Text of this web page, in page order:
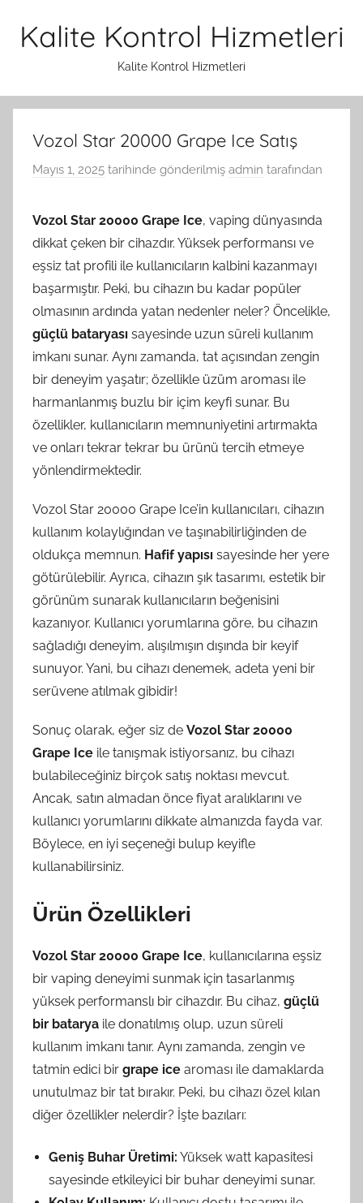
Kalite Kontrol Hizmetleri
Kalite Kontrol Hizmetleri
Vozol Star 20000 Grape Ice Satış
Mayıs 1, 2025 tarihinde gönderilmiş admin tarafından
Vozol Star 20000 Grape Ice, vaping dünyasında
dikkat çeken bir cihazdır. Yüksek performansı ve
eşsiz tat profili ile kullanıcıların kalbini kazanmayı
başarmıştır. Peki, bu cihazın bu kadar popüler
olmasının ardında yatan nedenler neler? Öncelikle,
güçlü bataryası sayesinde uzun süreli kullanım
imkanı sunar. Aynı zamanda, tat açısından zengin
bir deneyim yaşatır; özellikle üzüm aroması ile
harmanlanmış buzlu bir içim keyfi sunar. Bu
özellikler, kullanıcıların memnuniyetini artırmakta
ve onları tekrar tekrar bu ürünü tercih etmeye
yönlendirmektedir.
Vozol Star 20000 Grape Ice’in kullanıcıları, cihazın
kullanım kolaylığından ve taşınabilirliğinden de
oldukça memnun. Hafif yapısı sayesinde her yere
götürülebilir. Ayrıca, cihazın şık tasarımı, estetik bir
görünüm sunarak kullanıcıların beğenisini
kazanıyor. Kullanıcı yorumlarına göre, bu cihazın
sağladığı deneyim, alışılmışın dışında bir keyif
sunuyor. Yani, bu cihazı denemek, adeta yeni bir
serüvene atılmak gibidir!
Sonuç olarak, eğer siz de Vozol Star 20000
Grape Ice ile tanışmak istiyorsanız, bu cihazı
bulabileceğiniz birçok satış noktası mevcut.
Ancak, satın almadan önce fiyat aralıklarını ve
kullanıcı yorumlarını dikkate almanızda fayda var.
Böylece, en iyi seçeneği bulup keyifle
kullanabilirsiniz.
Ürün Özellikleri
Vozol Star 20000 Grape Ice, kullanıcılarına eşsiz
bir vaping deneyimi sunmak için tasarlanmış
yüksek performanslı bir cihazdır. Bu cihaz, güçlü
bir batarya ile donatılmış olup, uzun süreli
kullanım imkanı tanır. Aynı zamanda, zengin ve
tatmin edici bir grape ice aroması ile damaklarda
unutulmaz bir tat bırakır. Peki, bu cihazı özel kılan
diğer özellikler nelerdir? İşte bazıları:
Geniş Buhar Üretimi: Yüksek watt kapasitesi
sayesinde etkileyici bir buhar deneyimi sunar.